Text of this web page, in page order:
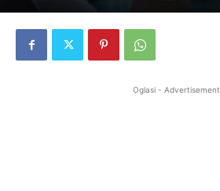
Oglasi - Advertisement